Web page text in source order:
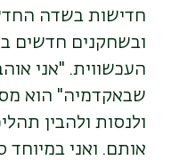
חדישות בשדה
ובשחקנים חדשים
העכשווית. "אני
שבאקדמיה" הוא
ולנסות ולהבין
אותם. ואני